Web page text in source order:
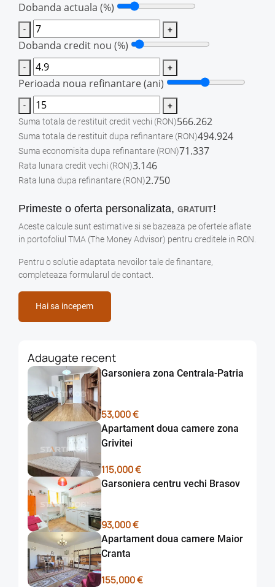
Dobanda actuala (%)
- +
Dobanda credit nou (%)
- +
Perioada noua refinantare (ani)
- +
Suma totala de restituit credit vechi (RON)566.262
Suma totala de restituit dupa refinantare (RON)494.924
Suma economisita dupa refinantare (RON)71.337
Rata lunara credit vechi (RON)3.146
Rata luna dupa refinantare (RON)2.750
Primeste o oferta personalizata, GRATUIT!
Aceste calcule sunt estimative si se bazeaza pe ofertele aflate
in portofoliul TMA (The Money Advisor) pentru creditele in RON.
Pentru o solutie adaptata nevoilor tale de finantare,
completeaza formularul de contact.
Hai sa incepem
Adaugate recent
Garsoniera zona Centrala-Patria
53,000 €
Apartament doua camere zona
Grivitei
115,000 €
Garsoniera centru vechi Brasov
93,000 €
Apartament doua camere Maior
Cranta
155,000 €